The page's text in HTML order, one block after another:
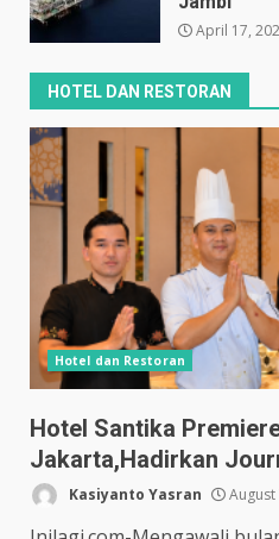
April 17,
HOTEL DAN RESTORAN
Hotel dan Restoran
Hotel Santika
Jakarta,Hadirkan
Kasiyanto Yasran August